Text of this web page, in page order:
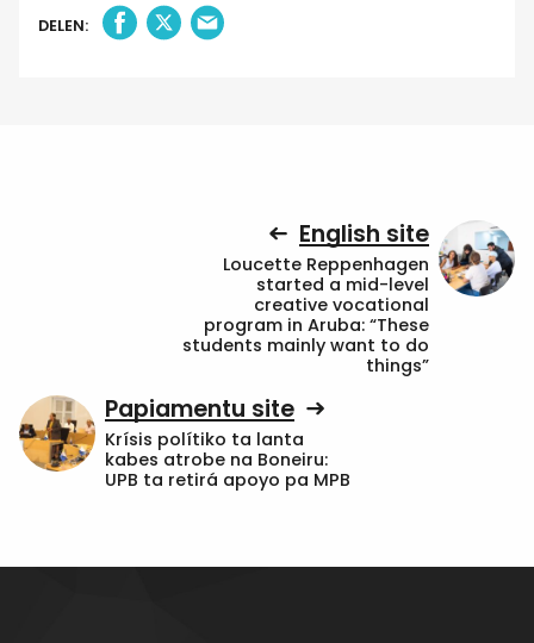
DELEN:
English site
Loucette Reppenhagen
started a mid-level
creative vocational
program in Aruba: “These
students mainly want to do
things”
Papiamentu site
Krísis polítiko ta lanta
kabes atrobe na Boneiru:
UPB ta retirá apoyo pa MPB